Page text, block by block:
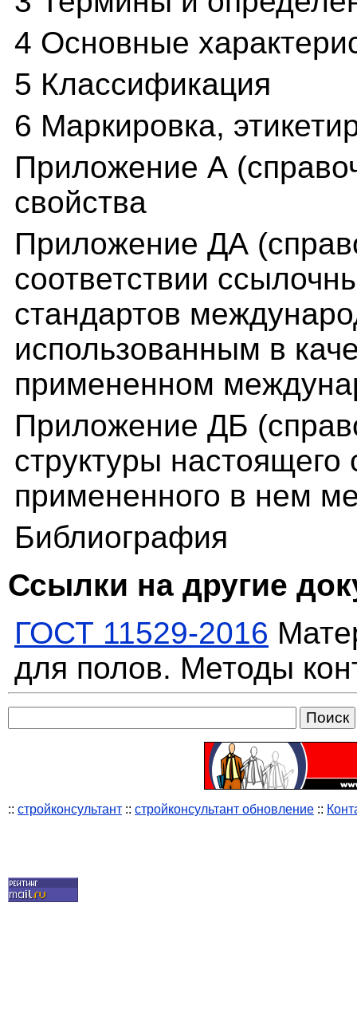
4 Основные
5 Классификация
6 Маркировка,
Приложение А
свойства
Приложение ДА
соответствии
стандартов
использованным в
примененном
Приложение ДБ
структуры настоящего
примененного в нем
Библиография
Ссылки на другие
ГОСТ 11529-2016
для полов. Методы
:: стройконсультант :: стройконсультант обновление ::